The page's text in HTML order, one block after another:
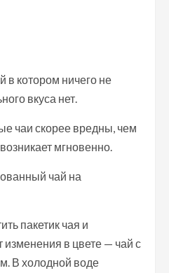
в котором ничего не
вкуса нет.
чаи скорее вредны, чем
мгновенно.
чай на
пакетик чая и
изменения в цвете — чай с
В холодной воде